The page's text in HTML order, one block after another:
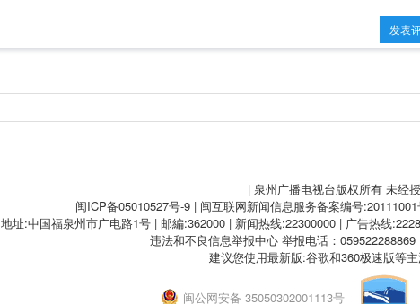
发表
| 泉州广播电视台版权所有 未经
闽ICP备05010527号-9| 闽互联网新闻信息服务备案编号
地址:中国福泉州市广电路1号 | 邮編:362000 | 新闻热线:22300000 | 广告热线
违法和不良信息举报中心举报电话：
建议您使用最新版:谷歌和360极速版等
闽公网安备 35050302001113号